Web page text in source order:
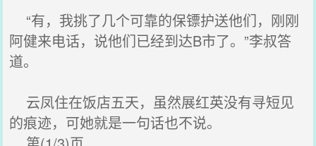
“有，我挑了几个可靠的保镖护送他们，刚刚
阿健来电话，说他们已经到达B市了。”李叔答
道。
云凤住在饭店五天，虽然展红英没有寻短见
的痕迹，可她就是一句话也不说。